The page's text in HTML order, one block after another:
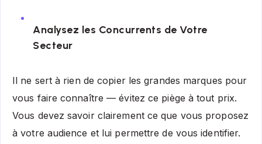
Analysez les Concurrents de Votre
Secteur
Il ne sert à rien de copier les grandes marques pour
vous faire connaître — évitez ce piège à tout prix.
Vous devez savoir clairement ce que vous proposez
à votre audience et lui permettre de vous identifier.